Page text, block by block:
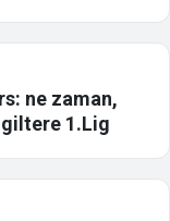
ne zaman,
1.Lig